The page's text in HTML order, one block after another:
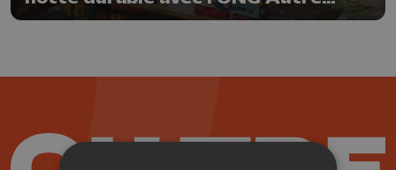
Terre